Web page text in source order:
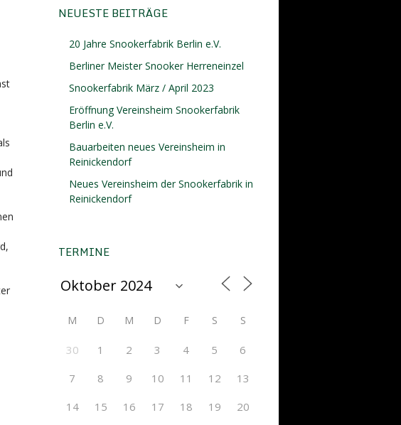
NEUESTE BEITRÄGE
20 Jahre Snookerfabrik Berlin e.V.
Berliner Meister Snooker Herreneinzel
Snookerfabrik März / April 2023
Eröffnung Vereinsheim Snookerfabrik
Berlin e.V.
Bauarbeiten neues Vereinsheim in
Reinickendorf
Neues Vereinsheim der Snookerfabrik in
Reinickendorf
TERMINE
M D M D F S S
30 1 2 3 4 5
6
7
8 9 10 11 12
13
14
15 16 17 18 19
20